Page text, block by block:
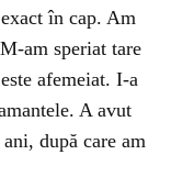
în cap. Am
am speriat tare
afemeiat. I-a
A avut
după care am